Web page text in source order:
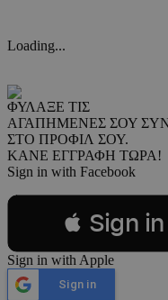
Loading...
ΦΥΛΑΞΕ ΤΙΣ
ΑΓΑΠΗΜΕΝΕΣ ΣΟΥ
ΣΤΟ ΠΡΟΦΙΛ ΣΟΥ.
ΚΑΝΕ ΕΓΓΡΑΦΗ ΤΩΡΑ!
Sign in with Facebook
 Sign
Sign in with Apple
Sign in